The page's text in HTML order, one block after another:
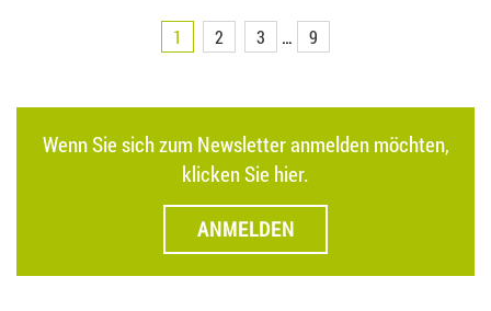
1 2 3 … 9
Wenn Sie sich zum Newsletter anmelden möchten,
klicken Sie hier.
ANMELDEN